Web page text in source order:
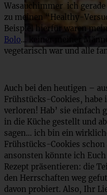
Wasauchimmer ich
zu meinen “Healthy-
Beispiel hierfür waren
Bolo… keiner meiner
vegetarisch war und alle
Auch bei den heutigen –
Frühstücks-Cookies, habe
verloren! Hab’ sie einfach
in die Küche gestellt und
sagen… ich bin ein
Frühstücks-Cookies
ansonsten könnte ich
Rezept präsentieren: die
den Herrschaften weg
davon probiert. Also, Ihr